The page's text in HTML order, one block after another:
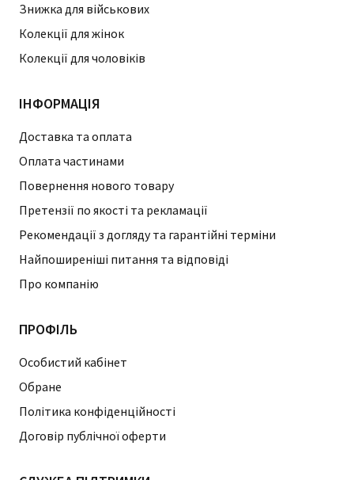
Знижка для військових
Колекції для жінок
Колекції для чоловіків
ІНФОРМАЦІЯ
Доставка та оплата
Оплата частинами
Повернення нового товару
Претензії по якості та рекламації
Рекомендації з догляду та гарантійні терміни
Найпоширеніші питання та відповіді
Про компанію
ПРОФІЛЬ
Особистий кабінет
Обране
Політика конфіденційності
Договір публічної оферти